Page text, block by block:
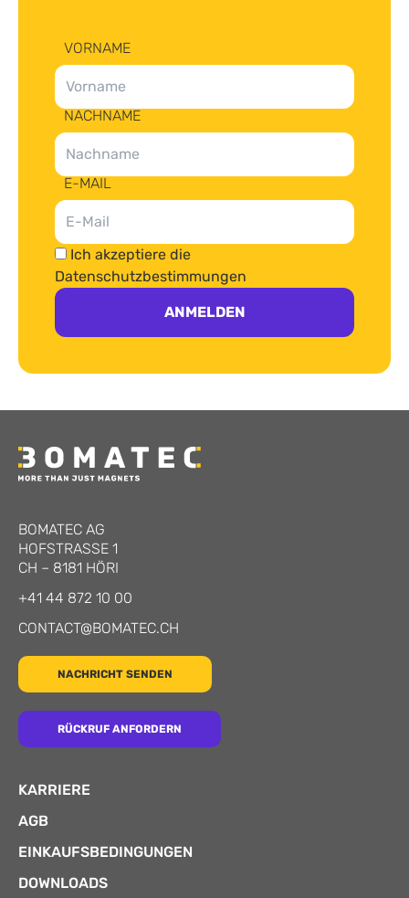
VORNAME
NACHNAME
E-MAIL
Ich akzeptiere die
Datenschutzbestimmungen
ANMELDEN
BOMATEC AG
HOFSTRASSE 1
CH – 8181 HÖRI
+41 44 872 10 00
CONTACT@BOMATEC.CH
NACHRICHT SENDEN
RÜCKRUF ANFORDERN
KARRIERE
AGB
EINKAUFSBEDINGUNGEN
DOWNLOADS